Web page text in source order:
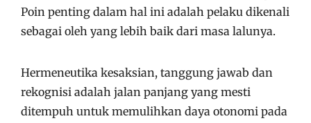
Poin penting dalam hal ini adalah pelaku dikenali
sebagai oleh yang lebih baik dari masa lalunya.
Hermeneutika kesaksian, tanggung jawab dan
rekognisi adalah jalan panjang yang mesti
ditempuh untuk memulihkan daya otonomi pada